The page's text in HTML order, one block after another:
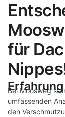
für
Bei Moosweg
umfassenden
den